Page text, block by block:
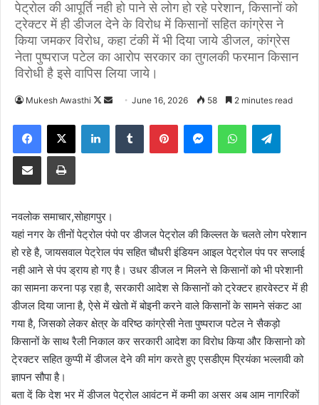
पेट्रोल की आपूर्ति नही हो पाने से लोग हो रहे परेशान, किसानों को
ट्रेक्टर में ही डीजल देने के विरोध में किसानों सहित कांग्रेस ने
किया जमकर विरोध, कहा टंकी में भी दिया जाये डीजल, कांग्रेस
नेता पुष्पराज पटेल का आरोप सरकार का तुगलकी फरमान किसान
विरोधी है इसे वापिस लिया जाये।
Mukesh Awasthi
Follow
Send
email
June 16, 2026 58 2 minutes read
Facebook
X LinkedInTumblr PinterestMessengerWhatsApp
Share via Email Print
नवलोक समाचार,सोहागपुर।
यहां नगर के तीनों पेट्रोल पंपो पर डीजल पेट्रोल की किल्लत के चलते लोग परेशान
हो रहे है, जायसवाल पेट्रेाल पंप सहित चौधरी इंडियन आइल पेट्रोल पंप पर सप्लाई
नही आने से पंप ड्राय हो गए है। उधर डीजल न मिलने से किसानों को भी परेशानी
का सामना करना पड़ रहा है, सरकारी आदेश से किसानों को ट्रेक्टर हारवेस्टर में ही
डीजल दिया जाना है, ऐसे में खेतो में बोइनी करने वाले किसानों के सामने संकट आ
गया है, जिसको लेकर क्षेत्र के वरिष्ठ कांग्रेसी नेता पुष्पराज पटेल ने सैकड़ो
किसानों के साथ रैली निकाल कर सरकारी आदेश का विरोध किया और किसानो को
टे्रक्टर सहित कुप्पी में डीजल देने की मांग करते हुए एसडीएम प्रियंका भल्लावी को
ज्ञापन सौपा है।
बता दें कि देश भर में डीजल पेट्रोल आवंटन में कमी का असर अब आम नागरिकों